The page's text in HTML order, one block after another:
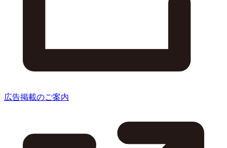
広告掲載のご案内